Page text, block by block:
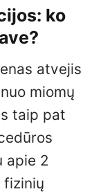
ko
atvejis
miomų
taip pat
apie 2
fizinių